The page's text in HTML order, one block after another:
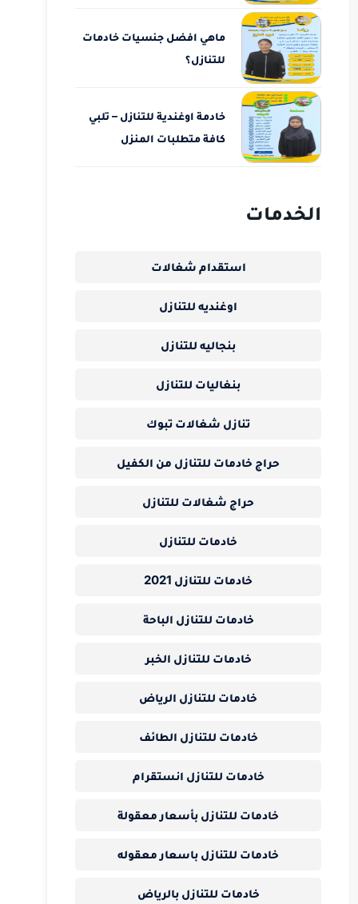
ماهي افضل جنسيات خادمات
للتنازل؟
خادمة اوغندية للتنازل – تلبي
كافة متطلبات المنزل
الخدمات
استقدام شغالات
اوغنديه للتنازل
بنجاليه للتنازل
بنغاليات للتنازل
تنازل شغالات تبوك
حراج خادمات للتنازل من الكفيل
حراج شغالات للتنازل
خادمات للتنازل
خادمات للتنازل 2021
خادمات للتنازل الباحة
خادمات للتنازل الخبر
خادمات للتنازل الرياض
خادمات للتنازل الطائف
خادمات للتنازل انستقرام
خادمات للتنازل بأسعار معقولة
خادمات للتنازل باسعار معقوله
خادمات للتنازل بالرياض